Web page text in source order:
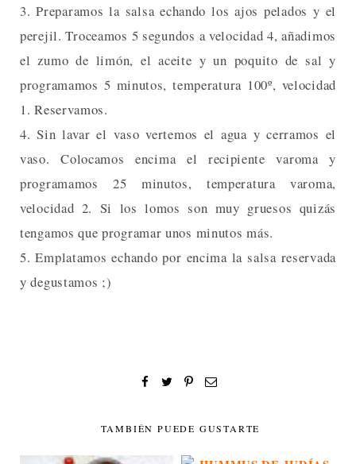
3. Preparamos la salsa echando los ajos pelados y el
perejil. Troceamos 5 segundos a velocidad 4, añadimos
el zumo de limón, el aceite y un poquito de sal y
programamos 5 minutos, temperatura 100º, velocidad
1. Reservamos.
4. Sin lavar el vaso vertemos el agua y cerramos el
vaso. Colocamos encima el recipiente varoma y
programamos 25 minutos, temperatura varoma,
velocidad 2. Si los lomos son muy gruesos quizás
tengamos que programar unos minutos más.
5. Emplatamos echando por encima la salsa reservada
y degustamos ;)
TAMBIÉN PUEDE GUSTARTE